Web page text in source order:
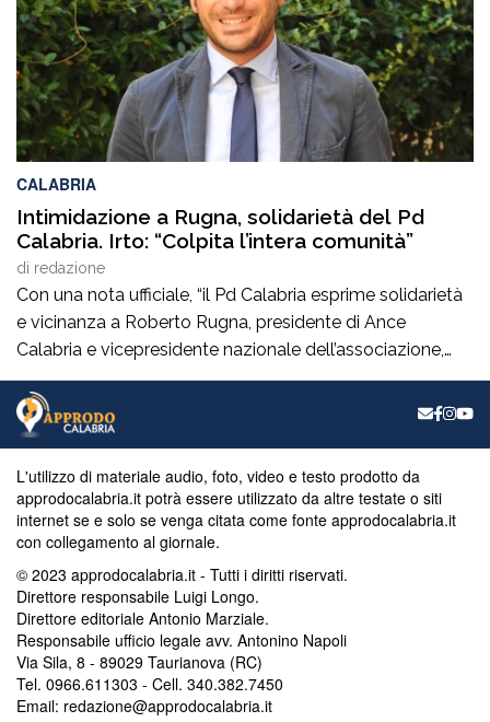
CALABRIA
Intimidazione a Rugna, solidarietà del Pd
Calabria. Irto: “Colpita l’intera comunità”
di redazione
Con una nota ufficiale, “il Pd Calabria esprime solidarietà
e vicinanza a Roberto Rugna, presidente di Ance
Calabria e vicepresidente nazionale dell’associazione,
per il grave episodio che ha colpito il cantiere della sua
azienda a Schiavonea (Cs), dove sono stati
pesantemente danneggiati alcuni mezzi meccanici”. Il
condanna […]
L'utilizzo di materiale audio, foto, video e testo prodotto da
approdocalabria.it potrà essere utilizzato da altre testate o siti
internet se e solo se venga citata come fonte approdocalabria.it
con collegamento al giornale.
© 2023 approdocalabria.it - Tutti i diritti riservati.
Direttore responsabile Luigi Longo.
Direttore editoriale Antonio Marziale.
Responsabile ufficio legale avv. Antonino Napoli
Via Sila, 8 - 89029 Taurianova (RC)
Tel. 0966.611303 - Cell. 340.382.7450
Email: redazione@approdocalabria.it